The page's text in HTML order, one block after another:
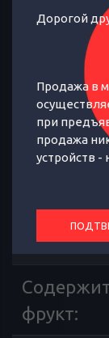
терпкой
ХАРАКТЕРИСТИКИ
Страна
фрукт:
Дорогой
Продажа в
при
продажа
устройств -